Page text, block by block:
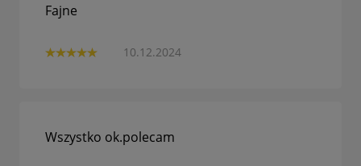
10.12.2024
Fajne
Wszystko ok.polecam